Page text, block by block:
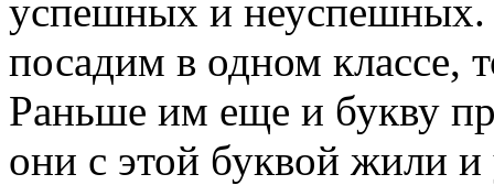
успешных и неуспешных.
посадим в одном классе,
Раньше им еще и букву
они с этой буквой жили и